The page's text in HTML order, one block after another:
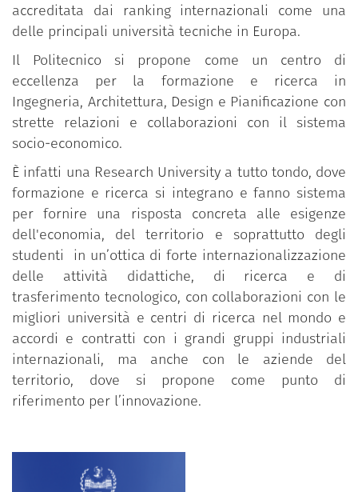
accreditata dai ranking internazionali come una
delle principali università tecniche in Europa.
Il Politecnico si propone come un centro di
eccellenza per la formazione e ricerca in
Ingegneria, Architettura, Design e Pianificazione con
strette relazioni e collaborazioni con il sistema
socio-economico.
È infatti una Research University a tutto tondo, dove
formazione e ricerca si integrano e fanno sistema
per fornire una risposta concreta alle esigenze
dell'economia, del territorio e soprattutto degli
studenti in un’ottica di forte internazionalizzazione
delle attività didattiche, di ricerca e di
trasferimento tecnologico, con collaborazioni con le
migliori università e centri di ricerca nel mondo e
accordi e contratti con i grandi gruppi industriali
internazionali, ma anche con le aziende del
territorio, dove si propone come punto di
riferimento per l’innovazione.